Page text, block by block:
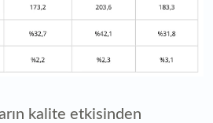
kalite etkisinden